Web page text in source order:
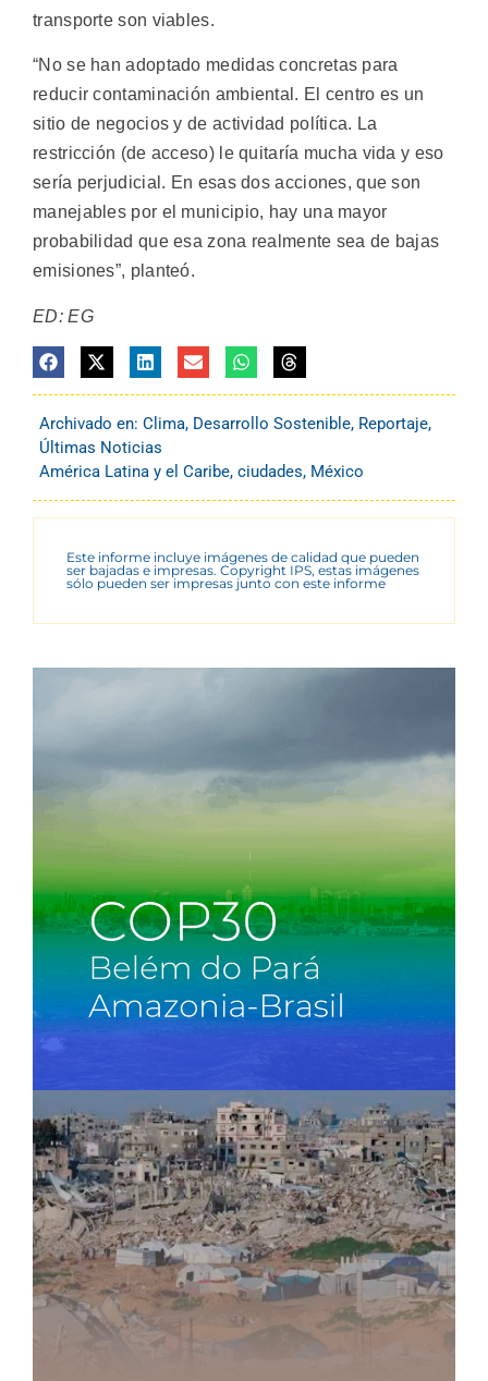
transporte son viables.
“No se han adoptado medidas concretas para
reducir contaminación ambiental. El centro es un
sitio de negocios y de actividad política. La
restricción (de acceso) le quitaría mucha vida y eso
sería perjudicial. En esas dos acciones, que son
manejables por el municipio, hay una mayor
probabilidad que esa zona realmente sea de bajas
emisiones”, planteó.
ED: EG
Archivado en: Clima, Desarrollo Sostenible, Reportaje,
Últimas Noticias
América Latina y el Caribe, ciudades, México
Este informe incluye imágenes de calidad que pueden
ser bajadas e impresas. Copyright IPS, estas imágenes
sólo pueden ser impresas junto con este informe